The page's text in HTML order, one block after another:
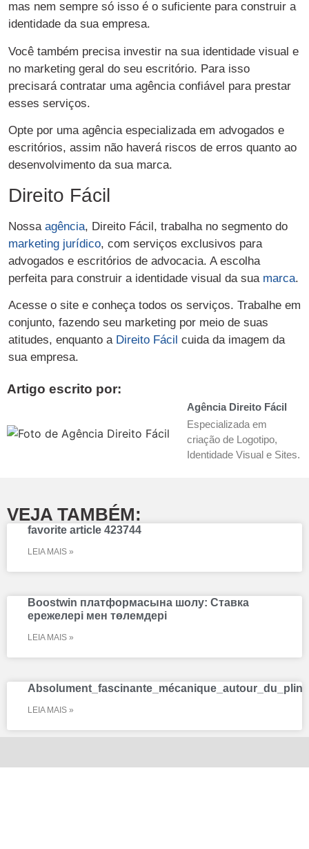
mas nem sempre só isso é o suficiente para construir a
identidade da sua empresa.
Você também precisa investir na sua identidade visual e
no marketing geral do seu escritório. Para isso
precisará contratar uma agência confiável para prestar
esses serviços.
Opte por uma agência especializada em advogados e
escritórios, assim não haverá riscos de erros quanto ao
desenvolvimento da sua marca.
Direito Fácil
Nossa agência, Direito Fácil, trabalha no segmento do
marketing jurídico, com serviços exclusivos para
advogados e escritórios de advocacia. A escolha
perfeita para construir a identidade visual da sua marca.
Acesse o site e conheça todos os serviços. Trabalhe em
conjunto, fazendo seu marketing por meio de suas
atitudes, enquanto a Direito Fácil cuida da imagem da
sua empresa.
Artigo escrito por:
Agência Direito Fácil
Especializada em
criação de Logotipo,
Identidade Visual e Sites.
VEJA TAMBÉM:
favorite article 423744
LEIA MAIS »
Boostwin платформасына шолу: Ставка
ережелері мен төлемдері
LEIA MAIS »
LEIA MAIS »